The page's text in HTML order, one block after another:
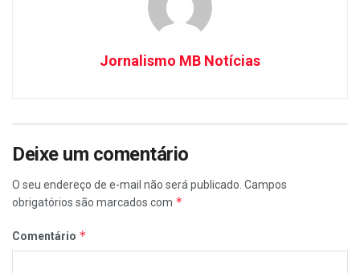
Jornalismo MB Notícias
Deixe um comentário
O seu endereço de e-mail não será publicado. Campos
obrigatórios são marcados com *
Comentário *